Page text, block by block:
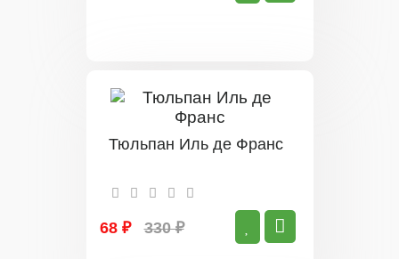
Тюльпан Иль де Франс
68 ₽ 330 ₽